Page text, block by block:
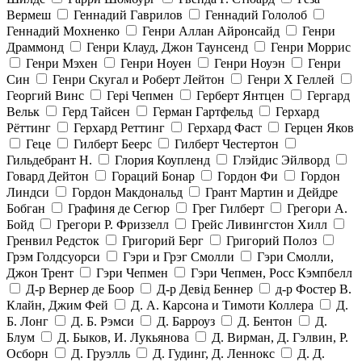
Вермеш
Геннадий Гаврилов
Геннадий Гололоб
Геннадий Мохненко
Генри Аллан Айронсайд
Генри
Драммонд
Генри Клауд, Джон Таунсенд
Генри Моррис
Генри Мэхен
Генри Ноуен Генри Ноуэн
Генри
Син
Генри Скугал и Роберт Лейтон
Генри Х Геллей
Георгий Винс
Гері Чепмен Герберт Янтцен
Гергард
Вельк
Герд Тайсен Герман Гартфельд
Герхард
Рёттинг
Герхард Реттинг Герхард Фаст
Герцен Яков
Геце
Гилберт Беерс
Гилберт Честертон
Гильдебрант Н.
Глория Коупленд
Глэйдис Эйлворд
Говард Дейтон
Гораций Бонар Гордон Фи
Гордон
Линдси
Гордон Макдональд
Грант Мартин и Дейдре
Бобган
Графиня де Сегюр Грег Гилберт
Грегори А.
Бойд
Грегори Р. Фриззелл
Грейс Ливингстон Хилл
Гренвил Редсток
Григорий Берг
Григорий Полоз
Грэм Голдсуорси
Гэри и Грэг Смолли
Гэри Смолли,
Джон Трент
Гэри Чепмен
Гэри Чепмен, Росс Кэмпбелл
Д-р Вернер де Боор
Д-р Девід Беннер
д-р Фостер В.
Клайн, Джим Фей
Д. А. Карсона и Тимоти Коллера
Д.
Б. Лонг
Д. Б. Рэмси Д. Барроуз Д. Бентон
Д.
Блум
Д. Быков, И. Лукьянова
Д. Вирман, Д. Гэлвин, Р.
Осборн
Д. Груэлль Д. Гудинг, Д. Леннокс
Д. Д.